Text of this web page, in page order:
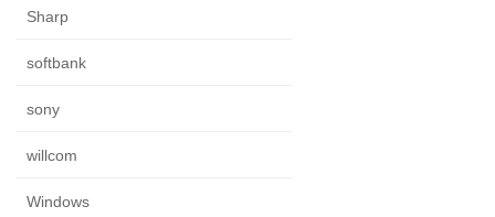
Sharp
softbank
sony
willcom
Windows